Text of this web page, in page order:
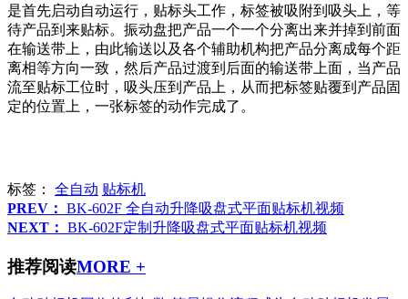
是首先启动自动运行，贴标头工作，标签被吸附到吸头上，等
待产品到来贴标。振动盘把产品一个一个分离出来并掉到前面
在输送带上，由此输送以及各个辅助机构把产品分离成每个距
离相等方向一致，然后产品过渡到后面的输送带上面，当产品
流至贴标工位时，吸头压到产品上，从而把标签贴覆到产品固
定的位置上，一张标签的动作完成了。
标签： 全自动 贴标机
PREV： BK-602F 全自动升降吸盘式平面贴标机视频
NEXT： BK-602F定制升降吸盘式平面贴标机视频
推荐阅读MORE +